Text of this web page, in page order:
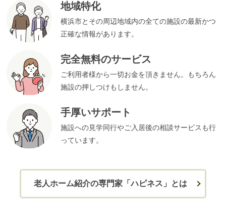
地域特化
横浜市とその周辺地域内の全ての施設の最新かつ
正確な情報があります。
完全無料のサービス
ご利用者様から一切お金を頂きません。もちろん
施設の押しつけもしません。
手厚いサポート
施設への見学同行やご入居後の相談サービスも行
っています。
老人ホーム紹介の専門家「ハピネス」とは